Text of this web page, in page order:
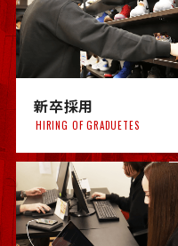
新卒採用
HIRING OF GRADUETES